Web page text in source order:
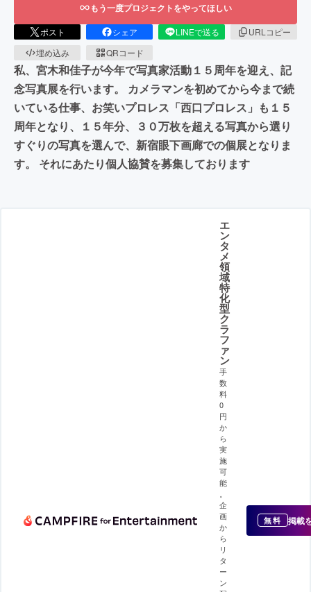
もう一度プロジェクトをやってほしい
ポスト シェア LINEで送る
URLコピー
埋め込み
QRコード
私、宮木和佳子が今年で写真家活動１５周年を迎え、記
念写真展を行います。 カメラマンを初めてから今まで続
いている仕事、お笑いプロレス「西口プロレス」も１５
周年となり、１５年分、３０万枚を超える写真から選り
すぐりの写真を選んで、新宿眼下画廊での個展となりま
す。 それにあたり個人協賛を募集しております
エ
ン
タ
メ
領
域
特
化
型
ク
ラ
フ
ァ
ン
手
数
料
0
円
か
ら
実
施
可
能
企
画
か
ら
リ
タ
ー
ン
無料 掲載